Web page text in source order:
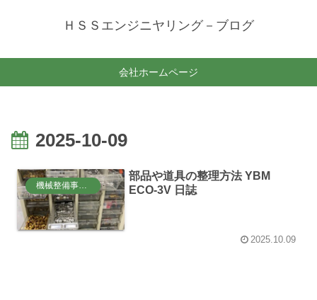
ＨＳＳエンジニヤリング－ブログ
会社ホームページ
2025-10-09
機械整備事業部
部品や道具の整理方法 YBM
ECO-3V 日誌
2025.10.09